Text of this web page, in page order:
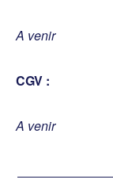
A venir
CGV :
A venir